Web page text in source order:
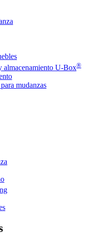
almacenamiento U-Box®
mudanzas